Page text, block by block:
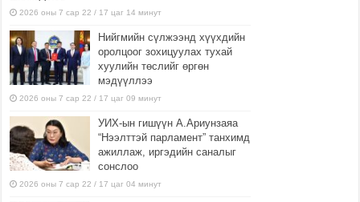
2026 оны 7 сар 22 / 17 цаг 14 минут
Нийгмийн сүлжээнд хүүхдийн
оролцоог зохицуулах тухай
хуулийн төслийг өргөн
мэдүүллээ
2026 оны 7 сар 22 / 17 цаг 09 минут
УИХ-ын гишүүн А.Ариунзаяа
“Нээлттэй парламент” танхимд
ажиллаж, иргэдийн саналыг
сонслоо
2026 оны 7 сар 22 / 17 цаг 04 минут